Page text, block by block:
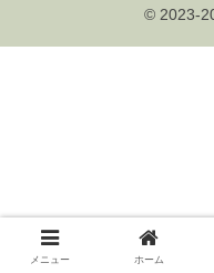
© 2023-
メニュー ホーム